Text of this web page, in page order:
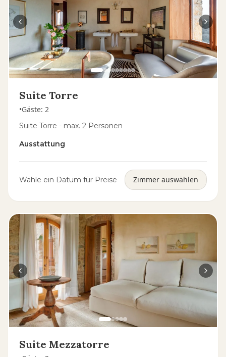
Suite Torre
•Gäste: 2
Suite Torre - max. 2 Personen
Ausstattung
Wähle ein Datum für Preise Zimmer auswählen
Suite Mezzatorre